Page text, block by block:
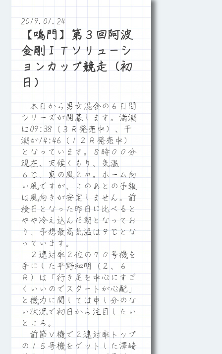
2019.01.24
【鳴門】第３回阿波
金剛ＩＴソリューシ
ョンカップ競走（初
日）
本日から男女混合の６日間
シリーズが開幕します。満潮
は09:38（３Ｒ発売中）、干
潮が14:46（１２Ｒ発売中）
となっています。８時００分
現在、天候くもり、気温
６℃、東の風２ｍ。ホーム向
い風ですが、このあとの予報
は風向きが安定しません。前
検日となった昨日に比べると
やや冷え込んだ朝となってお
り、予想最高気温は９℃とな
っています。
２連対率２位の７０号機を
手にした平野和明（２、６
Ｒ）は「行き足を中心にすご
くいいのでスタートが心配」
と機力に関しては申し分のな
い状況で初日から注目したい
ところ。
前節Ｖ機で２連対率トップ
の１５号機をゲットした澤崎